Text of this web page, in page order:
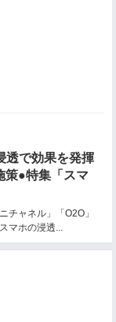
透で効果を発揮
策●特集「スマ
チャネル」「O2O」
マホの浸透...